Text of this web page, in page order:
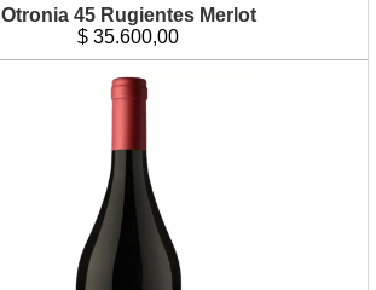
Otronia 45 Rugientes Merlot
$ 35.600,00